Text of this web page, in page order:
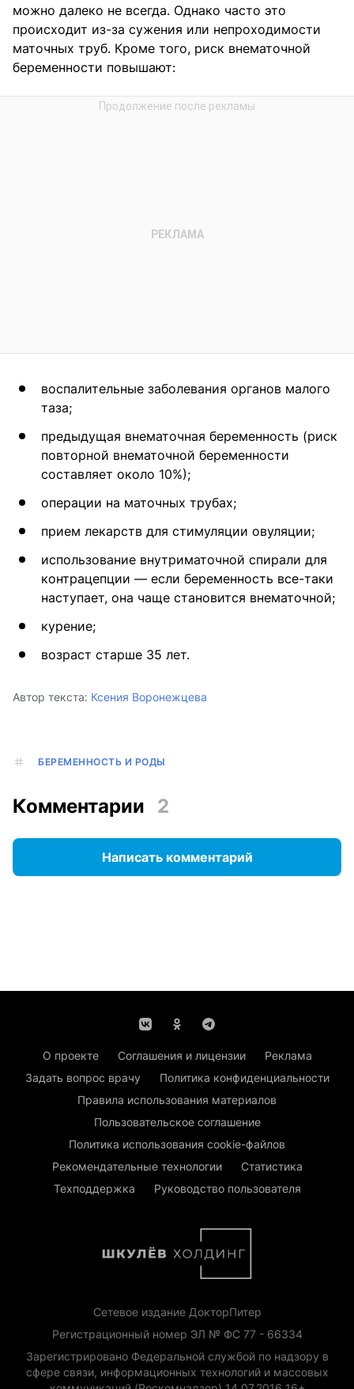
можно далеко не всегда. Однако часто это
происходит из-за сужения или непроходимости
маточных труб. Кроме того, риск внематочной
беременности повышают:
воспалительные заболевания органов малого
таза;
предыдущая внематочная беременность (риск
повторной внематочной беременности
составляет около 10%);
операции на маточных трубах;
прием лекарств для стимуляции овуляции;
использование внутриматочной спирали для
контрацепции — если беременность все-таки
наступает, она чаще становится внематочной;
курение;
возраст старше 35 лет.
Автор текста: Ксения Воронежцева
БЕРЕМЕННОСТЬ И РОДЫ
Комментарии 2
Написать комментарий
О проекте Соглашения и лицензии
Реклама
Задать вопрос врачу
Политика конфиденциальности
Правила использования материалов
Пользовательское соглашение
Политика использования cookie-файлов
Рекомендательные технологии
Статистика
Техподдержка
Руководство пользователя
Сетевое издание ДокторПитер
Регистрационный номер ЭЛ № ФС 77 - 66334
Зарегистрировано Федеральной службой по надзору в
сфере связи, информационных технологий и массовых